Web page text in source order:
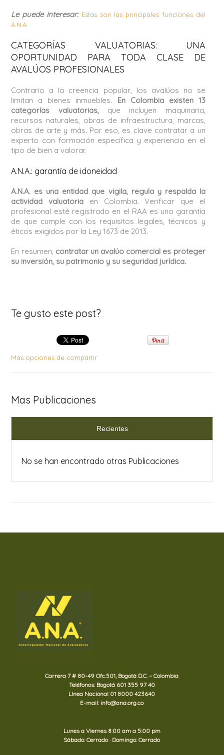
Le puede interesar: Estas son las principales funciones del
A.N.A.
CATEGORÍAS VALUATORIAS: UNA
OPORTUNIDAD PARA TODA CLASE DE
AVALÚOS PROFESIONALES
Contrario a la creencia popular, los avalúos no se
limitan a bienes inmuebles. En Colombia existen 13
categorías valuatorias,que incluyen maquinaria,
recursos naturales, obras de infraestructura, marcas,
obras de arte y más. Por eso, es clave contratar a un
experto con formación específica y experiencia en el
tipo de bien a valorar.
A.N.A.: garantía de idoneidad
A.N.A. es una entidad que vigila, regula y respalda la
actividad valuatoria en Colombia. Verificar que el
profesional esté registrado en el RAA es una garantía
de que cumple con los requisitos legales, técnicos y
éticos exigidos por la Ley 1673 de 2013.
En resumen, contratar un avalúo comercial es proteger
su inversión, su patrimonio y su seguridad jurídica.
Te gusto este post?
Más opciones de compartir
Mas Publicaciones
Recientes
No se han encontrado otras Publicaciones
Carrera 7 # 80-49 Ofc.501, Bogotá D.C. – Colombia
Teléfonos: Bogotá 601 355 97 40
Línea Nacional 01 8000 423640
E-mail: info@ana.org.co
Lunes a Viernes 8:00 am a 5:00 pm
Sábado: Cerrado · Domingo: Cerrado